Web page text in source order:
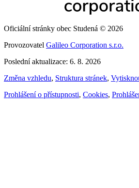
Oficiální stránky obec Studená © 2026
Provozovatel Galileo Corporation s.r.o.
Poslední aktualizace: 6. 8. 2026
Změna vzhledu, Struktura stránek,
Prohlášení o přístupnosti, Cookies,